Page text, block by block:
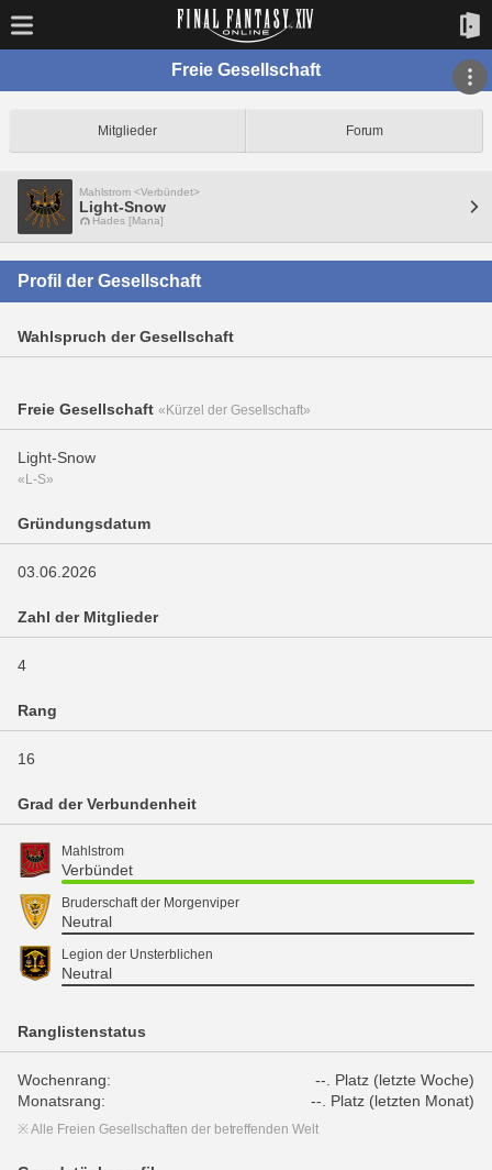
Freie Gesellschaft
Mitglieder Forum
Mahlstrom <Verbündet>
Light-Snow
Hades [Mana]
Profil der Gesellschaft
Wahlspruch der Gesellschaft
Freie Gesellschaft «Kürzel der Gesellschaft»
Light-Snow
«L-S»
Gründungsdatum
03.06.2026
Zahl der Mitglieder
4
Rang
16
Grad der Verbundenheit
Mahlstrom
Verbündet
Bruderschaft der Morgenviper
Neutral
Legion der Unsterblichen
Neutral
Ranglistenstatus
Wochenrang:
--. Platz (letzte Woche)
Monatsrang:
--. Platz (letzten Monat)
※ Alle Freien Gesellschaften der betreffenden Welt